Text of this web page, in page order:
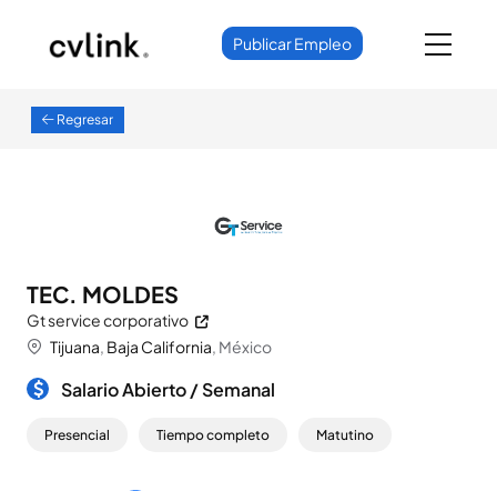
Publicar Empleo
Regresar
TEC. MOLDES
Gt service corporativo
Tijuana, Baja California, México
Salario Abierto /Semanal
Presencial Tiempo completo Matutino